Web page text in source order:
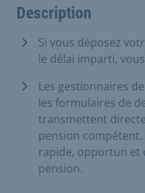
Description
Si vous déposez
le délai imparti,
Les gestionnaires
les formulaires de
transmettent
pension
rapide, opportun et
pension.